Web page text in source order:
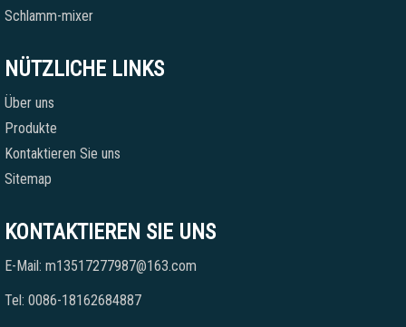
Schlamm-mixer
NÜTZLICHE LINKS
Über uns
Produkte
Kontaktieren Sie uns
Sitemap
KONTAKTIEREN SIE UNS
E-Mail: m13517277987@163.com
Tel: 0086-18162684887